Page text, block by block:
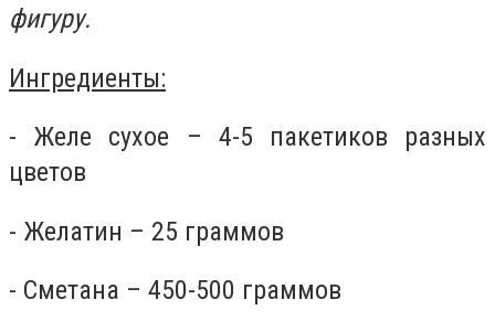
фигуру.
Ингредиенты:
- Желе сухое – 4-5 пакетиков разных
цветов
- Желатин – 25 граммов
- Сметана – 450-500 граммов